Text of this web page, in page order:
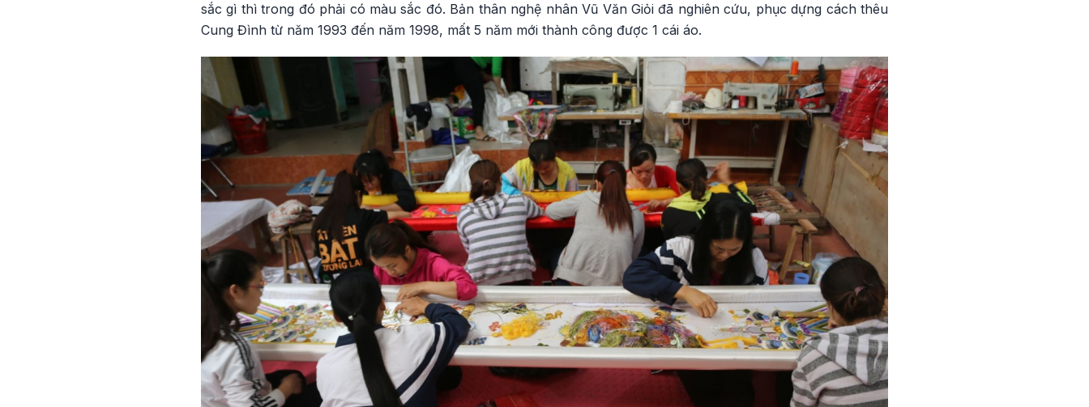
sắc gì thì trong đó phải có màu sắc đó. Bản thân nghệ nhân Vũ Văn Giỏi đã nghiên cứu, phục dựng cách thêu
Cung Đình từ năm 1993 đến năm 1998, mất 5 năm mới thành công được 1 cái áo.